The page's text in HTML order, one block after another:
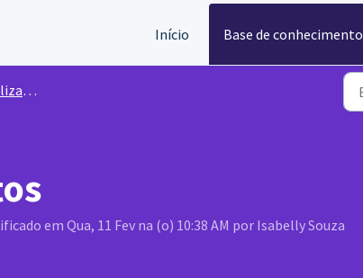
Início Base de conhecimento
em Qua, 11 Fev na (o) 10:38 AM por Isabelly Souza